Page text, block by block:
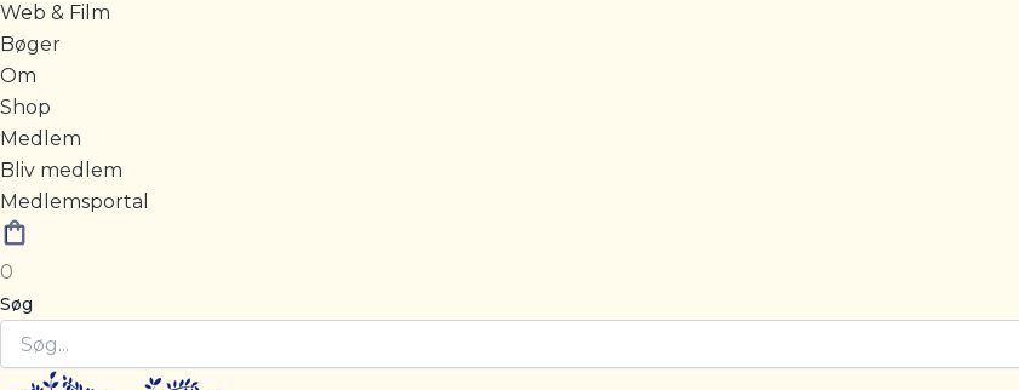
Web & Film
Bøger
Om
Shop
Medlem
Bliv medlem
Medlemsportal
0
Søg